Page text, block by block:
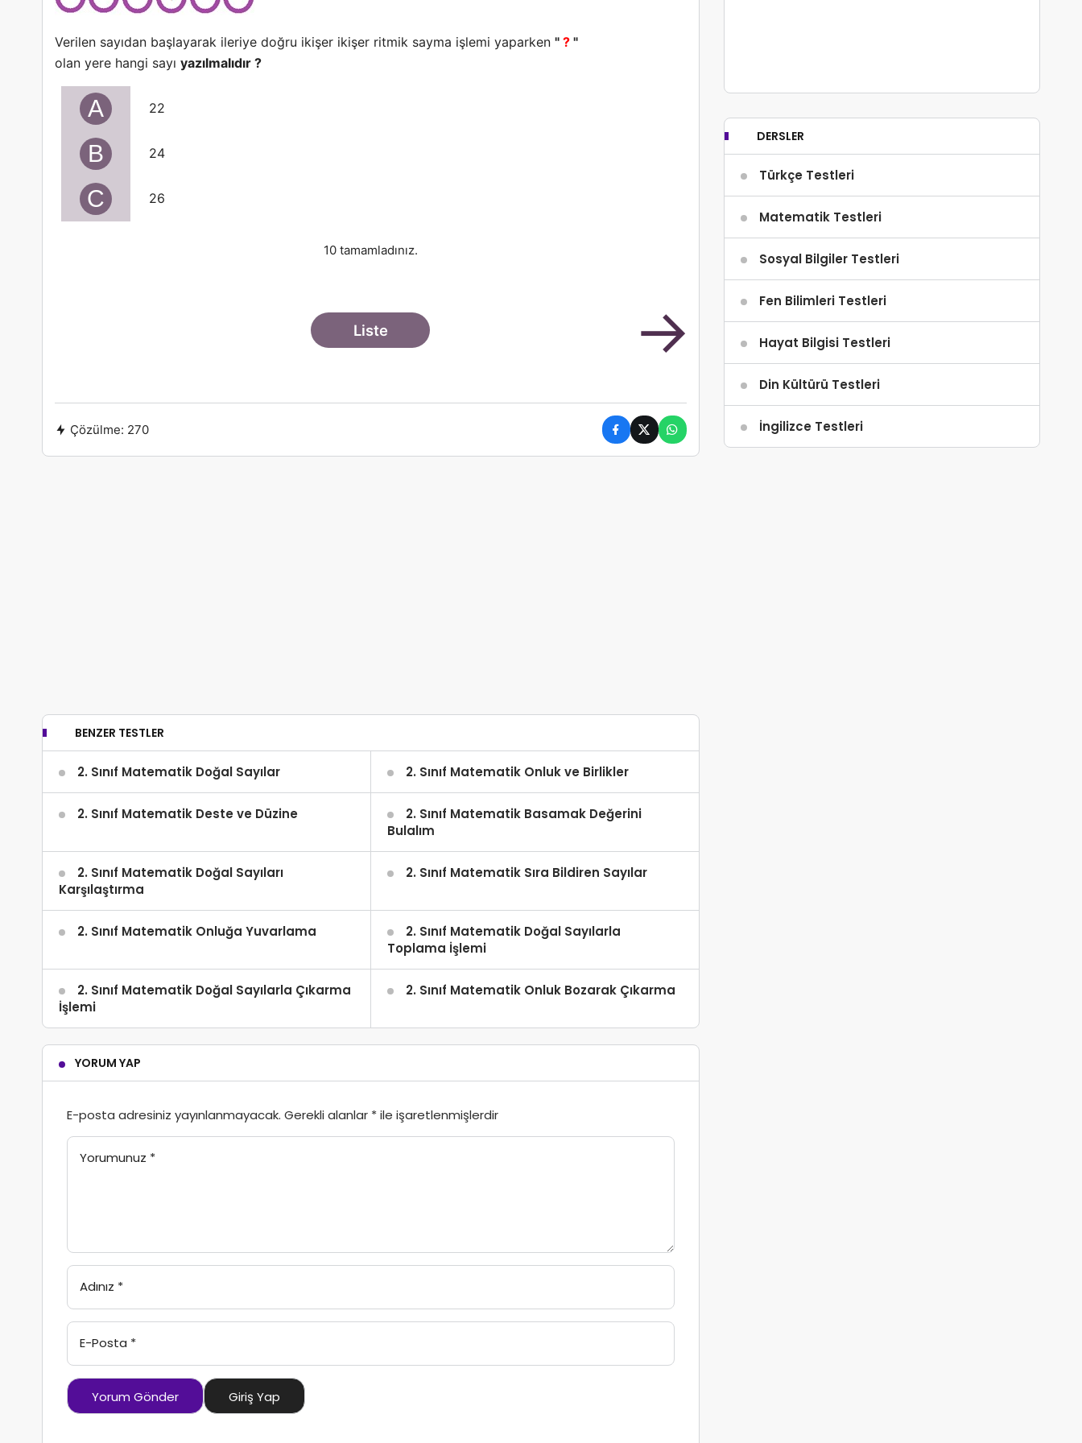
Verilen sayıdan başlayarak ileriye doğru ikişer ikişer ritmik sayma işlemi yaparken " ? "
olan yere hangi sayı yazılmalıdır ?
A 22
B 24
C 26
B
C
10 tamamladınız.
Liste →
Çözülme: 270
BENZER TESTLER
2. Sınıf Matematik Doğal Sayılar 2. Sınıf Matematik Onluk ve Birlikler
2. Sınıf Matematik Deste ve Düzine
2. Sınıf Matematik Basamak Değerini
Bulalım
2. Sınıf Matematik Doğal Sayıları
Karşılaştırma
2. Sınıf Matematik Sıra Bildiren Sayılar
2. Sınıf Matematik Onluğa Yuvarlama
2. Sınıf Matematik Doğal Sayılarla
Toplama İşlemi
2. Sınıf Matematik Doğal Sayılarla Çıkarma
İşlemi
2. Sınıf Matematik Onluk Bozarak Çıkarma
YORUM YAP
E-posta adresiniz yayınlanmayacak. Gerekli alanlar *ile işaretlenmişlerdir
Yorumunuz *
Adınız *
E-Posta *
Yorum Gönder Giriş Yap
DERSLER
Türkçe Testleri
Matematik Testleri
Sosyal Bilgiler Testleri
Fen Bilimleri Testleri
Hayat Bilgisi Testleri
Din Kültürü Testleri
İngilizce Testleri